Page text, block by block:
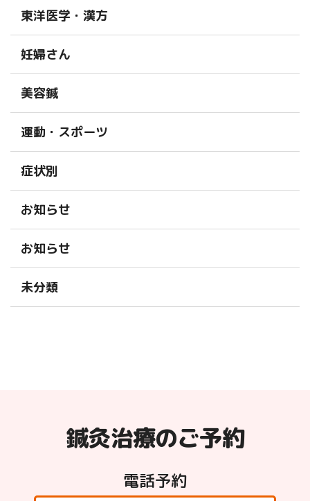
東洋医学・漢方
妊婦さん
美容鍼
運動・スポーツ
症状別
お知らせ
お知らせ
未分類
鍼灸治療のご予約
電話予約